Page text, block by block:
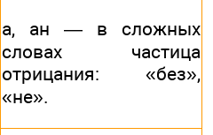
а, ан — в сложных
словах частица
отрицания: «без»,
«не».